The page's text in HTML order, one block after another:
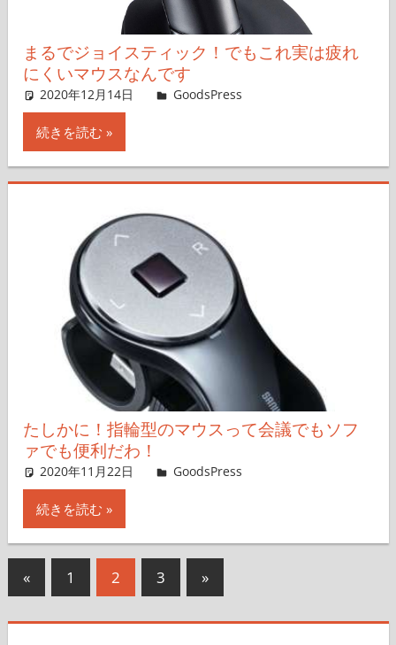
まるでジョイスティック！でもこれ実は疲れ
にくいマウスなんです
2020年12月14日 ＆GP
GoodsPress
続きを読む
たしかに！指輪型のマウスって会議でもソフ
ァでも便利だわ！
2020年11月22日 ＆GP
GoodsPress
続きを読む
投
«前
の
記
1 2 3
次
の
記
»